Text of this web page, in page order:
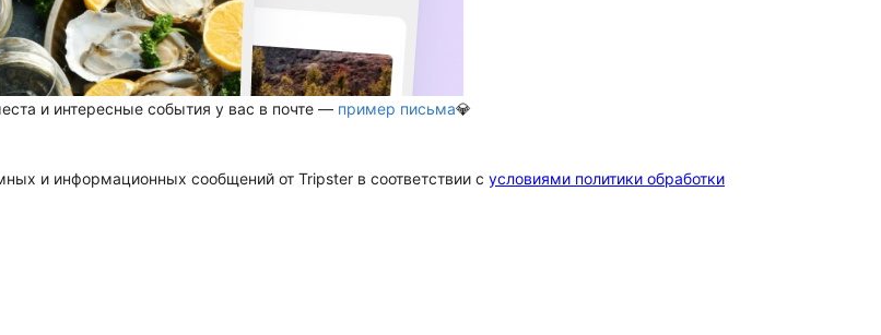
и интересные события у вас в почте — пример письма💎
и информационных сообщений от Tripster в соответствии c условиями политики обработки